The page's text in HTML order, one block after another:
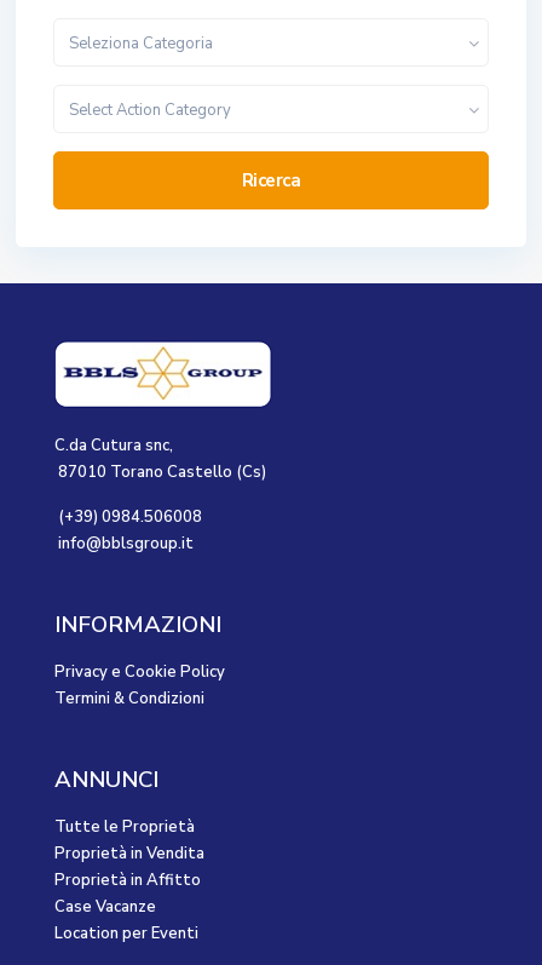
Seleziona Categoria
Select Action Category
Ricerca
C.da Cutura snc,
87010 Torano Castello (Cs)
(+39) 0984.506008
info@bblsgroup.it
INFORMAZIONI
Privacy e Cookie Policy
Termini & Condizioni
ANNUNCI
Tutte le Proprietà
Proprietà in Vendita
Proprietà in Affitto
Case Vacanze
Location per Eventi